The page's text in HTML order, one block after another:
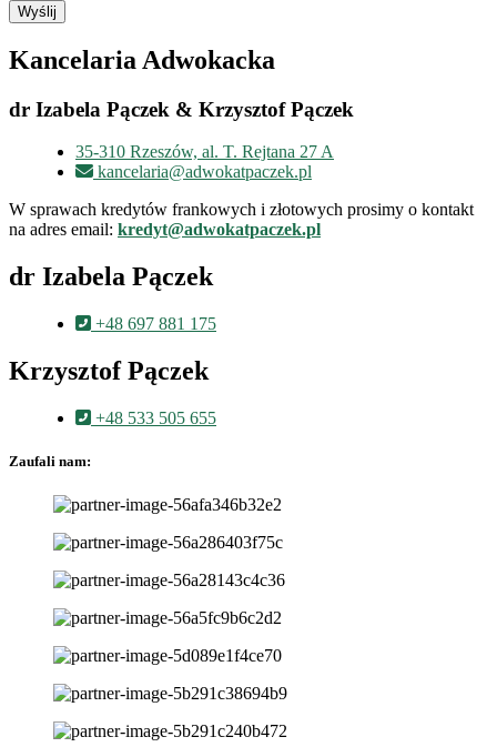
Wyślij
Kancelaria Adwokacka
dr Izabela Pączek & Krzysztof Pączek
35-310 Rzeszów, al. T. Rejtana 27 A
kancelaria@adwokatpaczek.pl
W sprawach kredytów frankowych i złotowych prosimy o kontakt
na adres email: kredyt@adwokatpaczek.pl
dr Izabela Pączek
+48 697 881 175
Krzysztof Pączek
+48 533 505 655
Zaufali nam: